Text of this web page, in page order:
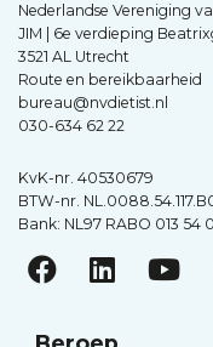
Nederlandse Vereniging
JIM | 6e verdieping
3521 AL Utrecht
Route en bereikbaarheid
bureau@nvdietist.nl
030-634 62 22
KvK-nr. 40530679
BTW-nr.
Bank: NL97 RABO 013 54